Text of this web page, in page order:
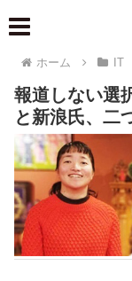
ホーム IT
報道しない選
と新浪氏、二